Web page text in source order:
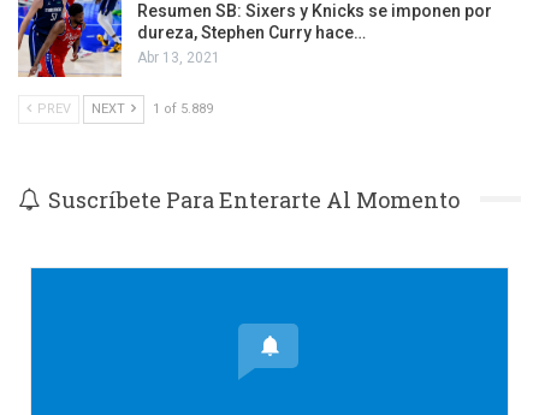
Resumen SB: Sixers y Knicks se imponen por
dureza, Stephen Curry hace…
Abr 13, 2021
PREV NEXT 1 of 5.889
Suscríbete Para Enterarte Al Momento